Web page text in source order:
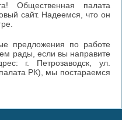
Общественная палата
сайт. Надеемся, что он
предложения по работе
рады, если вы направите
г. Петрозаводск, ул.
РК), мы постараемся